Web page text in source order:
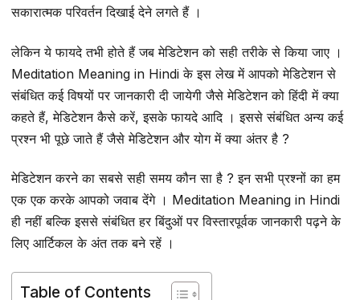
सकारात्मक परिवर्तन दिखाई देने लगते हैं ।
लेकिन ये फायदे तभी होते हैं जब मेडिटेशन को सही तरीके से किया जाए ।
Meditation Meaning in Hindi के इस लेख में आपको मेडिटेशन से
संबंधित कई विषयों पर जानकारी दी जायेगी जैसे मेडिटेशन को हिंदी में क्या
कहते हैं, मेडिटेशन कैसे करें, इसके फायदे आदि । इससे संबंधित अन्य कई
प्रश्न भी पूछे जाते हैं जैसे मेडिटेशन और योग में क्या अंतर है ?
मेडिटेशन करने का सबसे सही समय कौन सा है ? इन सभी प्रश्नों का हम
एक एक करके आपको जवाब देंगे । Meditation Meaning in Hindi
ही नहीं बल्कि इससे संबंधित हर बिंदुओं पर विस्तारपूर्वक जानकारी पढ़ने के
लिए आर्टिकल के अंत तक बने रहें ।
Table of Contents